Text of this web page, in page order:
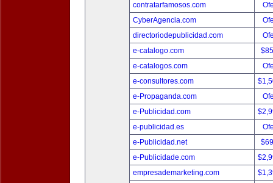
contratarfamosos.com
CyberAgencia.com
directoriodepublicidad.com
e-catalogo.com
e-catalogos.com
e-consultores.com
e-Propaganda.com
e-Publicidad.com
e-publicidad.es
e-Publicidad.net
e-Publicidade.com
empresademarketing.com